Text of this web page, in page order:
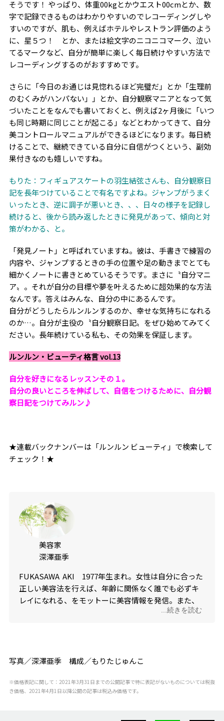
そうです！ やっぱり、体重00kgとかウエスト00cmとか、数
字で記録できるものはわかりやすいのでレコーディングしや
すいのですが、肌も、例えばホテルやレストラン評価のよう
に、星５つ！ とか、または絵文字のニコニコマーク、泣い
てるマークなど、自分が簡単に楽しく毎日続けやすい方法で
レコーディングするのがおすすめです。
さらに「今日のお通じは見惚れるほど完璧だ」とか「生理前
のむくみがハンパない」」とか、自分観察マニアとなって気
づいたことをなんでも書いておくと、例えば2ヶ月後に「いつ
も同じ時期に同じことが起こる」などとわかってきて、自分
美コントロールマニュアルができるほどになります。毎日続
けることで、継続できている自分に自信がつくという、副効
果付きなのも嬉しいですね。
もりた：フィギュアスケートの羽生結弦さんも、自分観察日
記を長年つけていることで有名ですよね。ジャンプがうまく
いったとき、逆に調子が悪いとき、、、日々の様子を記録し
続けると、後から読み返したときに発見があって、傾向と対
策がわかる、と。
「発見ノート」と呼ばれていますね。彼は、手書きで練習の
内容や、ジャンプするときの手の位置や足の動きまでとても
細かくノートに書きとめているそうです。まさに〝自分マニ
ア〟。それが自分の目標や夢を叶えるために超効果的な方法
なんです。答えはみんな、自分の中にあるんです。
自分がどうしたらルンルンするのか、幸せな気持ちになれる
のか…。自分が主役の〝自分観察日記〟をぜひ始めてみてく
ださい。長年続けている私も、その効果を保証します。
ルンルン・ビューティ格言 vol.13
自分を好きになるレッスンその１。
自分の良いところを伸ばして、自信をつけるために、自分観
察日記をつけてみルン♪
★連載バックナンバーは「ルンルン ビューティ」で検索して
チェック！★
美容家
深澤亜季
FUKASAWA AKI
1977年生まれ。女性は自分に合った
正しい美容法を行えば、年齢に関係なく誰でも必ずキ
レイになれる、をモットーに美容情報を発信。また、
誰もが自分らしいキレイと幸福感が高まる、独自のメ
る、がセオリー。
...続きを読む
写真／深澤亜季 構成／もりたじゅんこ
※価格表記に関して：2021年3月31日までの公開記事で特に表記がないものについては税抜
き価格、2021年4月1日以降公開の記事は税込み価格です。